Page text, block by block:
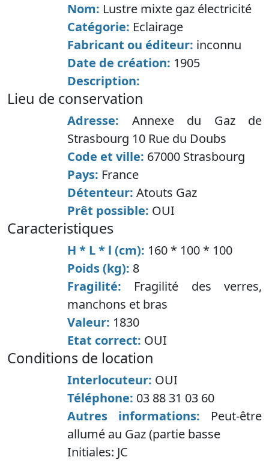
Nom: Lustre mixte gaz électricité
Catégorie: Eclairage
Fabricant ou éditeur: inconnu
Date de création: 1905
Description:
lieu de conservation
Adresse: Annexe du Gaz de
Strasbourg 10 Rue du Doubs
Code et ville: 67000 Strasbourg
Pays: France
Détenteur: Atouts Gaz
Prêt possible: OUI
caracteristiques
H * L * l (cm): 160 * 100 * 100
Poids (kg): 8
Fragilité: Fragilité des verres,
manchons et bras
Valeur: 1830
Etat correct: OUI
conditions de location
Interlocuteur: OUI
Téléphone: 03 88 31 03 60
Autres informations: Peut-être
allumé au Gaz (partie basse
Initiales: JC